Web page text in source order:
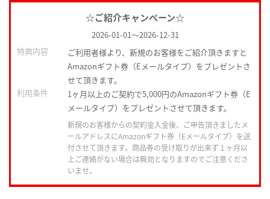
☆ご紹介キャンペーン☆
2026-01-01～2026-12-31
特典内容
ご利用者様より、新規のお客様をご紹介頂きますと
Amazonギフト券（Eメールタイプ）をプレゼントさ
せて頂きます。
利用条件
1ヶ月以上のご契約で5,000円のAmazonギフト券（E
メールタイプ）をプレゼントさせて頂きます。
新規のお客様からの契約金入金後、ご申告頂きましたメ
ールアドレスにAmazonギフト券（Eメールタイプ）を送
付させて頂きます。商品券の受け取りが出来ず１ヶ月以
上ご連絡がない場合は無効となりますのでご注意くださ
いませ。